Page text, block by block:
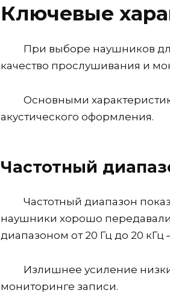
Ключевые
При выборе наушников
качество прослушивания и
Основными
акустического оформления.
Частотный
Частотный диапазон
наушники хорошо
диапазоном от 20 Гц до 20
Излишнее усиление
мониторинге записи.